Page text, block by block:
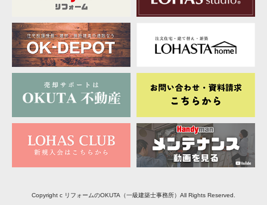
Copyright c リフォームのOKUTA（一級建築士事務所）All Rights Reserved.